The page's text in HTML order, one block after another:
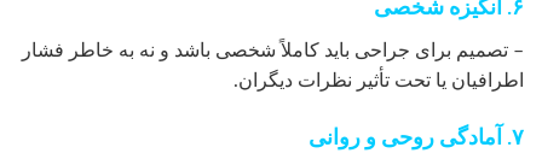
۶. انگیزه شخصی
– تصمیم برای جراحی باید کاملاً شخصی باشد و نه به خاطر فشار
اطرافیان یا تحت تأثیر نظرات دیگران.
۷. آمادگی روحی و روانی